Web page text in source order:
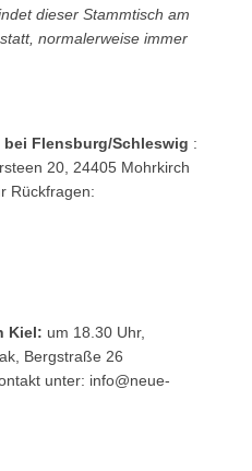
dieser Stammtisch am
normalerweise immer
bei Flensburg/Schleswig :
20, 24405 Mohrkirch
Rückfragen:
Kiel: um 18.30 Uhr,
Bergstraße 26
unter: info@neue-